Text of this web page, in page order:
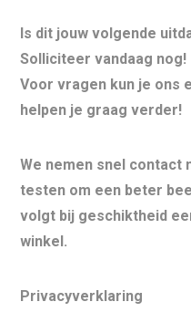
Is dit jouw volgende
Solliciteer vandaag nog!
Voor vragen kun je ons
helpen je graag verder!
We nemen snel
testen om een beter
volgt bij geschiktheid
winkel.
Privacyverklaring